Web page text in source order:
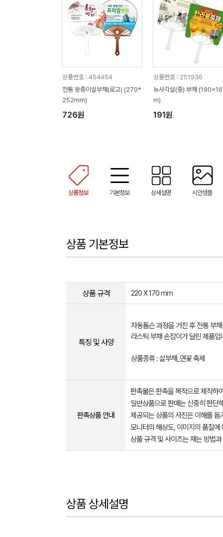
상품번호 : 454454
전통 왕종이살부채(로고) (270*
252mm)
726원
상품번호 : 251936
뉴사각살(중) 부채
m)
191원
상품정보 기본정보 상세설명 시안샘플
상품 기본정보
상품 규격 220 X 170 mm
특징 및 사양
자동톰슨 과정을 거친 후 전통 부
라스틱 부채 손잡이가 달린 제품입
상품종류 : 살부채_연꽃 축제
판촉상품 안내
판촉물은 판촉을 목적으로 제작하
일반상품으로 판매는 신중히 판단
제공되는 상품의 사진은 이해를
모니터의 해상도, 이미지의 품질
상품 규격 및 사이즈는 재는 방법
상품 상세설명